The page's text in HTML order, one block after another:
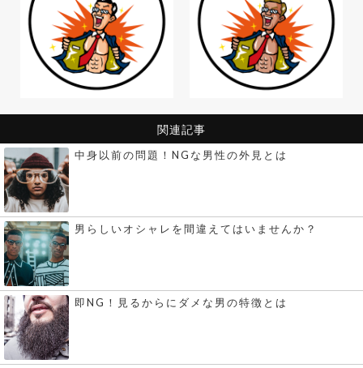
関連記事
中身以前の問題！NGな男性の外見とは
男らしいオシャレを間違えてはいませんか？
即NG！見るからにダメな男の特徴とは